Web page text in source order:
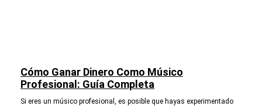
Cómo Ganar Dinero Como Músico
Profesional: Guía Completa
Si eres un músico profesional, es posible que hayas experimentado